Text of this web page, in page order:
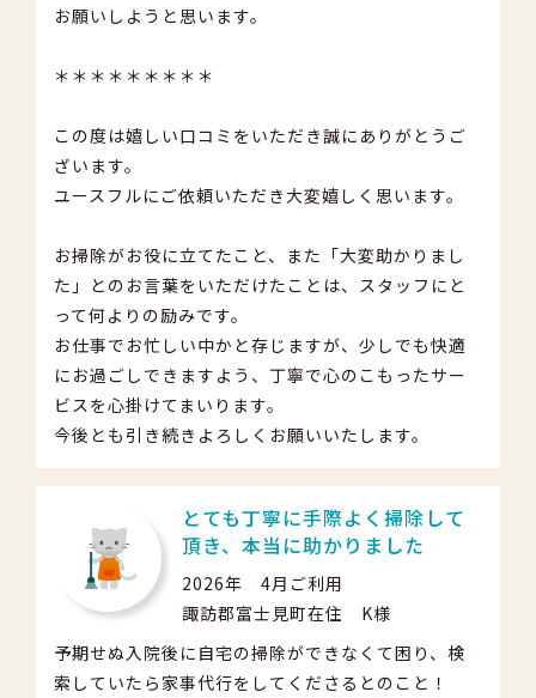
お願いしようと思います。
＊＊＊＊＊＊＊＊＊
この度は嬉しい口コミをいただき誠にありがとうご
ざいます。
ユースフルにご依頼いただき大変嬉しく思います。
お掃除がお役に立てたこと、また「大変助かりまし
た」とのお言葉をいただけたことは、スタッフにと
って何よりの励みです。
お仕事でお忙しい中かと存じますが、少しでも快適
にお過ごしできますよう、丁寧で心のこもったサー
ビスを心掛けてまいります。
今後とも引き続きよろしくお願いいたします。
とても丁寧に手際よく掃除して
頂き、本当に助かりました
2026年 4月ご利用
諏訪郡富士見町在住 K様
予期せぬ入院後に自宅の掃除ができなくて困り、検
索していたら家事代行をしてくださるとのこと！